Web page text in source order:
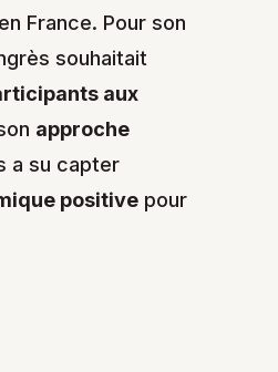
France. Pour son
souhaitait
aux
approche
a su capter
positive pour